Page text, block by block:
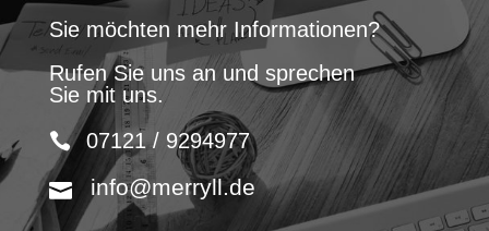
Sie möchten mehr Informationen?
Rufen Sie uns an und sprechen
Sie mit uns.
07121 / 9294977
info@merryll.de